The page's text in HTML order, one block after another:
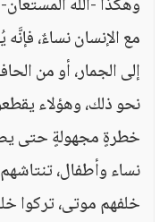
وهكذا -الله
مع الإنسان نساءٌ،
إلى الجمار، أو من
نحو ذلك، وهؤلاء
خطرةٍ مجهولةٍ حتى
نساء وأطفال،
خلفهم موتى، تركوا